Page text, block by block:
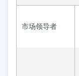
市场领导者